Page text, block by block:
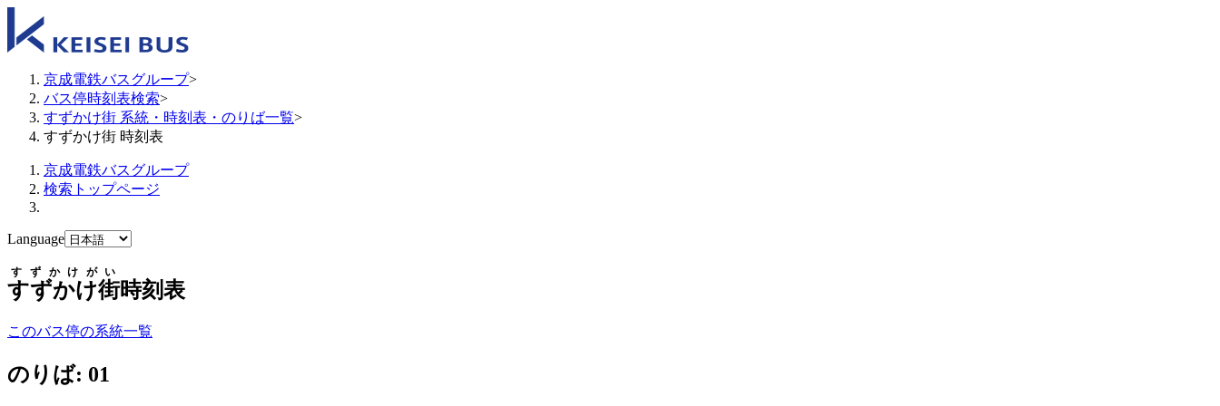
京成電鉄バスグループ>
バス停時刻表検索>
すずかけ街 系統・時刻表・のりば一覧>
すずかけ街 時刻表
京成電鉄バスグループ
検索トップページ
Language
すずかけ街
すずかけがい
時刻表
このバス停の系統一覧
のりば: 01